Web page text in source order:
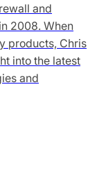
and
2008. When
products, Chris
into the latest
and